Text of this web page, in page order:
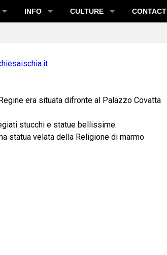
INFO CULTURE CONTACT
era situata difronte al Palazzo Covatta
stucchi e statue bellissime.
statua velata della Religione di marmo